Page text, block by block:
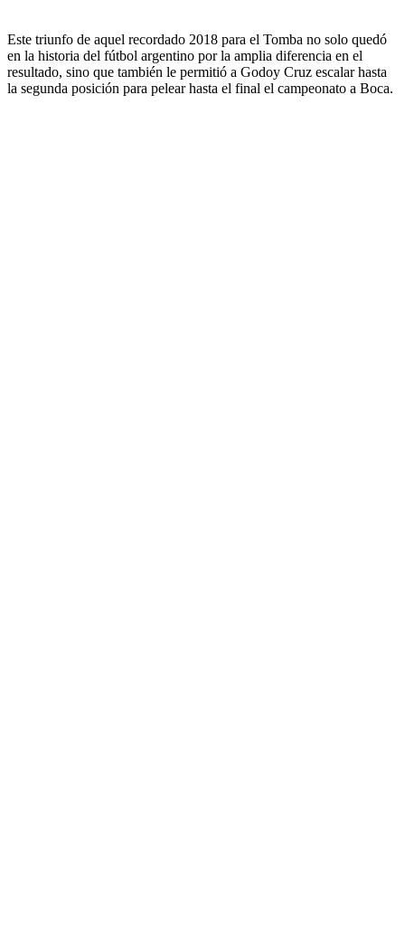
Este triunfo de aquel recordado 2018 para el Tomba no solo quedó
en la historia del fútbol argentino por la amplia diferencia en el
resultado, sino que también le permitió a Godoy Cruz escalar hasta
la segunda posición para pelear hasta el final el campeonato a Boca.